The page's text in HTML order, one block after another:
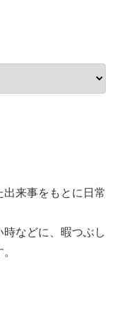
来事をもとに日常
などに、暇つぶし